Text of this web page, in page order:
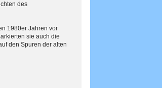
des
1980er Jahren vor
sie auch die
den Spuren der alten